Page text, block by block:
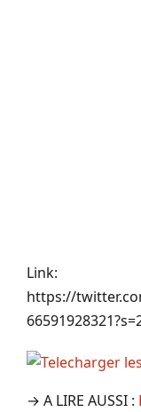
Link:
https://
→ A LIRE AUSSI :